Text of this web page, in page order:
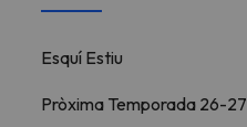
Esquí Estiu
Pròxima Temporada 26-27